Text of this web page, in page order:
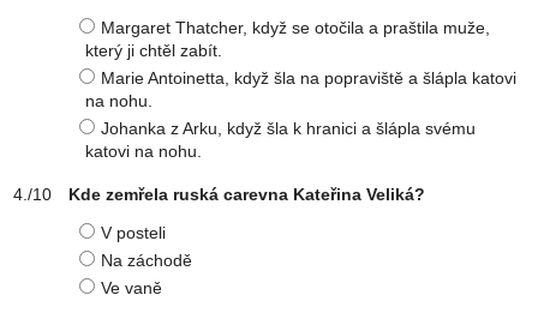
Margaret Thatcher, když se otočila a praštila muže,
který ji chtěl zabít.
Marie Antoinetta, když šla na popraviště a šlápla katovi
na nohu.
Johanka z Arku, když šla k hranici a šlápla svému
katovi na nohu.
Kde zemřela ruská carevna Kateřina Veliká?
V posteli
Na záchodě
Ve vaně